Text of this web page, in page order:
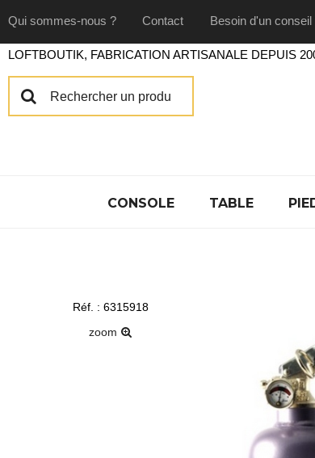
Qui sommes-nous ? Contact Besoin d'un
CONSOLE TABLE
Réf. : 6315918
zoom
LOFTBOUTIK, FABRICATION ARTISANALE DEPUIS